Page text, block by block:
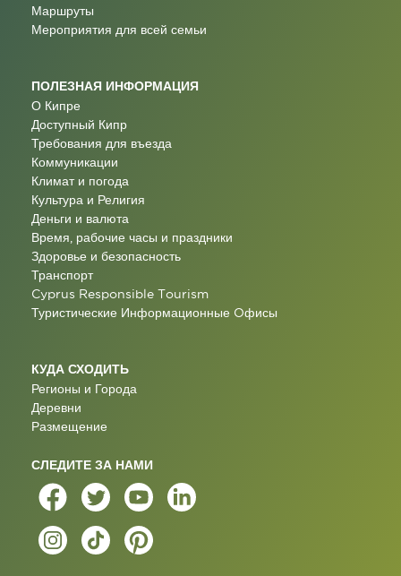
Маршруты
Мероприятия для всей семьи
ПОЛЕЗНАЯ ИНФОРМАЦИЯ
О Кипре
Доступный Кипр
Требования для въезда
Коммуникации
Климат и погода
Культура и Религия
Деньги и валюта
Время, рабочие часы и праздники
Здоровье и безопасность
Транспорт
Cyprus Responsible Tourism
Туристические Информационные Oфисы
КУДА СХОДИТЬ
Регионы и Города
Деревни
Размещение
СЛЕДИТЕ ЗА НАМИ